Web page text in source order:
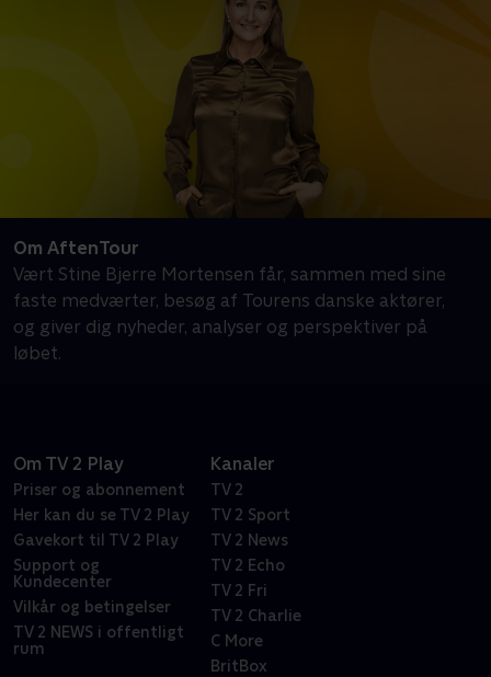
Om AftenTour
Vært Stine Bjerre Mortensen får, sammen med sine
faste medværter, besøg af Tourens danske aktører,
og giver dig nyheder, analyser og perspektiver på
løbet.
Om TV 2 Play
Priser og abonnement
Her kan du se TV 2 Play
Gavekort til TV 2 Play
Support og
Kundecenter
Vilkår og betingelser
TV 2 NEWS i offentligt
rum
Kanaler
TV 2
TV 2 Sport
TV 2 News
TV 2 Echo
TV 2 Fri
TV 2 Charlie
C More
BritBox